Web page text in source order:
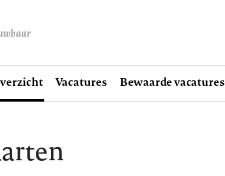
Vacatures Bewaarde vacatures